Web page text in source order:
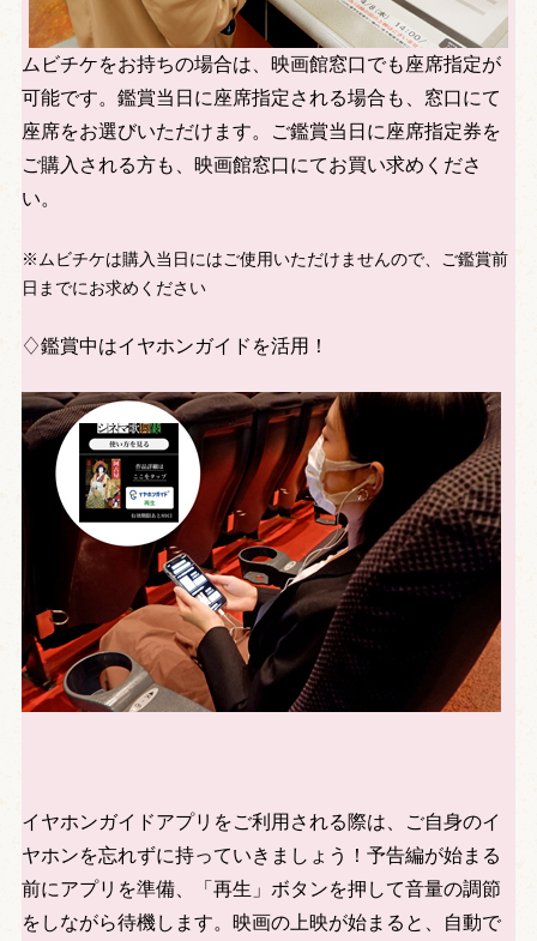
ムビチケをお持ちの場合は、映画館窓口でも座席指定が
可能です。鑑賞当日に座席指定される場合も、窓口にて
座席をお選びいただけます。ご鑑賞当日に座席指定券を
ご購入される方も、映画館窓口にてお買い求めくださ
い。
※ムビチケは購入当日にはご使用いただけませんので、ご鑑賞前
日までにお求めください
♢鑑賞中はイヤホンガイドを活用！
イヤホンガイドアプリをご利用される際は、ご自身のイ
ヤホンを忘れずに持っていきましょう！予告編が始まる
前にアプリを準備、「再生」ボタンを押して音量の調節
をしながら待機します。映画の上映が始まると、自動で